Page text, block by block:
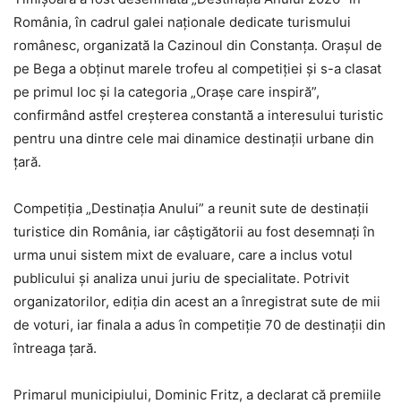
România, în cadrul galei naționale dedicate turismului
românesc, organizată la Cazinoul din Constanța. Orașul de
pe Bega a obținut marele trofeu al competiției și s-a clasat
pe primul loc și la categoria „Orașe care inspiră”,
confirmând astfel creșterea constantă a interesului turistic
pentru una dintre cele mai dinamice destinații urbane din
țară.
Competiția „Destinația Anului” a reunit sute de destinații
turistice din România, iar câștigătorii au fost desemnați în
urma unui sistem mixt de evaluare, care a inclus votul
publicului și analiza unui juriu de specialitate. Potrivit
organizatorilor, ediția din acest an a înregistrat sute de mii
de voturi, iar finala a adus în competiție 70 de destinații din
întreaga țară.
Primarul municipiului, Dominic Fritz, a declarat că premiile